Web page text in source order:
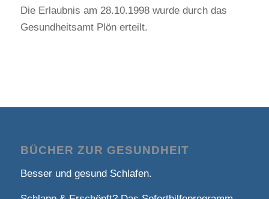
Die Erlaubnis am 28.10.1998 wurde durch das
Gesundheitsamt Plön erteilt.
BÜCHER ZUR GESUNDHEIT
Besser und gesund Schlafen.